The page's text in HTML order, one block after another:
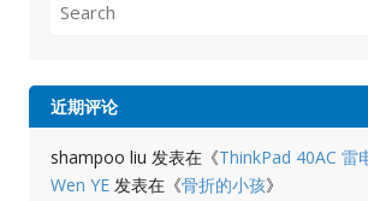
for:
近期评论
shampoo liu 发表在《ThinkPad 40AC 雷
Wen YE发表在《骨折的小孩》